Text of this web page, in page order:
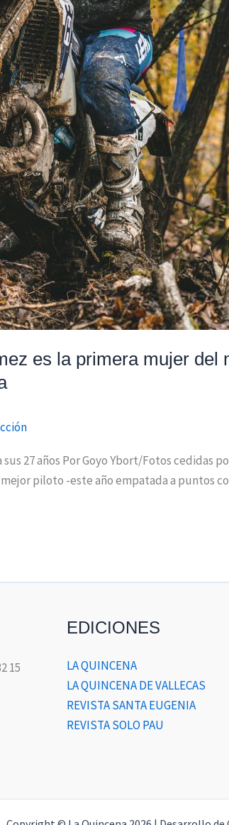
es la primera mujer del
27 años Por Goyo Ybort/Fotos cedidas
piloto -este año empatada a puntos
15
EDICIONES
LA QUINCENA
LA QUINCENA DE VALLECAS
REVISTA SANTA EUGENIA
REVISTA SOLO PAU